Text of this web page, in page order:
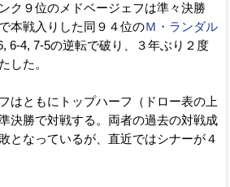
ク９位のメドベージェフは準々決勝
本戦入りした同９４位のＭ・ランダル
6-4, 7-5の逆転で破り、３年ぶり２度
した。
はともにトップハーフ（ドロー表の上
決勝で対戦する。両者の過去の対戦成
となっているが、直近ではシナーが４